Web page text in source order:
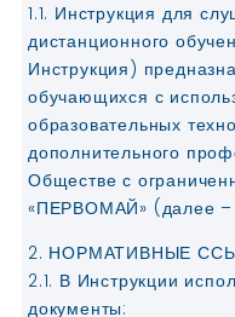
1.1. Инструкция для
дистанционного
Инструкция)
обучающихся с
образовательных
дополнительного
Обществе с
«ПЕРВОМАЙ» (далее
2. НОРМАТИВНЫЕ
2.1. В Инструкции
документы: